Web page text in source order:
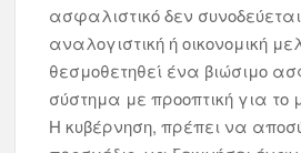
ασφαλιστικό δεν
αναλογιστική ή οικονομική
θεσμοθετηθεί ένα βιώσιμο
σύστημα με προοπτική για το
Η κυβέρνηση, πρέπει να